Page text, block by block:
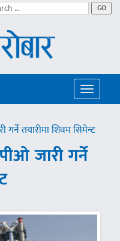
GO
Toggle
तयारीमा शिवम सिमेन्ट
जारी गर्ने